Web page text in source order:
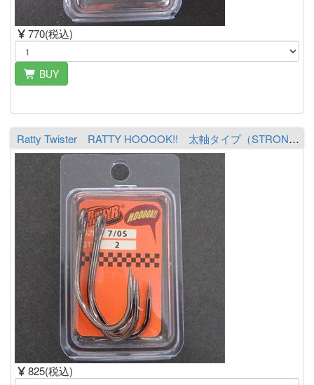
770(税込)
BUY
Ratty Twister RATTY HOOOOK!! 太軸タイプ（STRONG） 7/0S
825(税込)